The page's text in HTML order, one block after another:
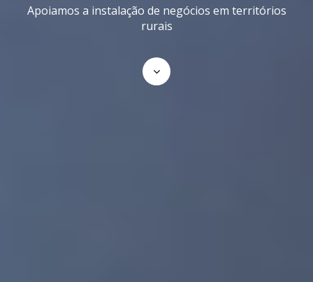
Apoiamos a instalação de negócios em territórios
rurais